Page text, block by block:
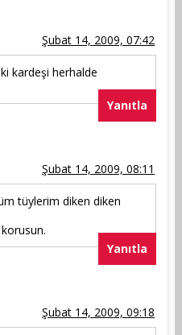
Şubat 14, 2009, 07:42
kardeşi herhalde
Yanıtla
Şubat 14, 2009, 08:11
tüylerim diken diken
Yanıtla
Şubat 14, 2009, 09:18